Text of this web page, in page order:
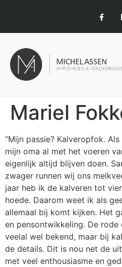
Mariel
“Mijn passie? Kalveropfok.
mijn oma al met het voeren
eigenlijk altijd blijven doen.
zwager runnen wij ons
jaar heb ik de kalveren tot
hoede. Daarom weet ik als
allemaal bij komt kijken. Het
en pensontwikkeling. De rode
veelal wel bekend, maar bij
de details. Dit is nou net de
met veel enthousiasme en